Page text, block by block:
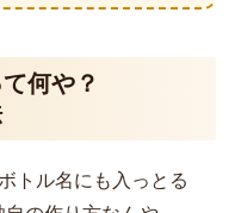
何や？
トル名にも入っとる